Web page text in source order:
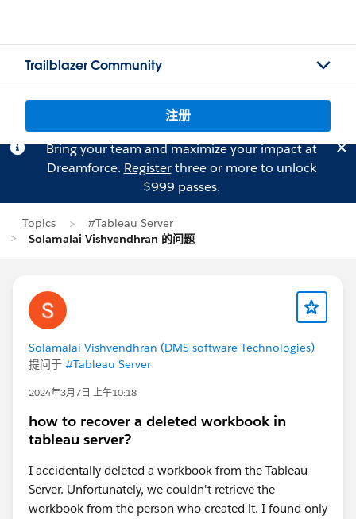
Trailblazer Community
注册
Bring your team and maximize your impact at
Dreamforce. Registerthree or more to unlock
$999 passes.
Topics
#Tableau Server
Solamalai Vishvendhran 的问题
Solamalai Vishvendhran (DMS software Technologies)
提问于 #Tableau Server
2024年3月7日 上午10:18
how to recover a deleted workbook in
tableau server?
I accidentally deleted a workbook from the Tableau
Server. Unfortunately, we couldn't retrieve the
workbook from the person who created it. I found only